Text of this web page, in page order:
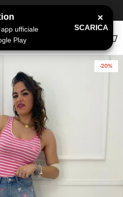
×
ufficiale
Play
SCARICA
Account
-20%